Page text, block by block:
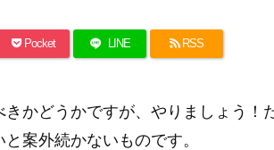
Pocket LINE RSS
かどうかですが、やりましょう！
案外続かないものです。